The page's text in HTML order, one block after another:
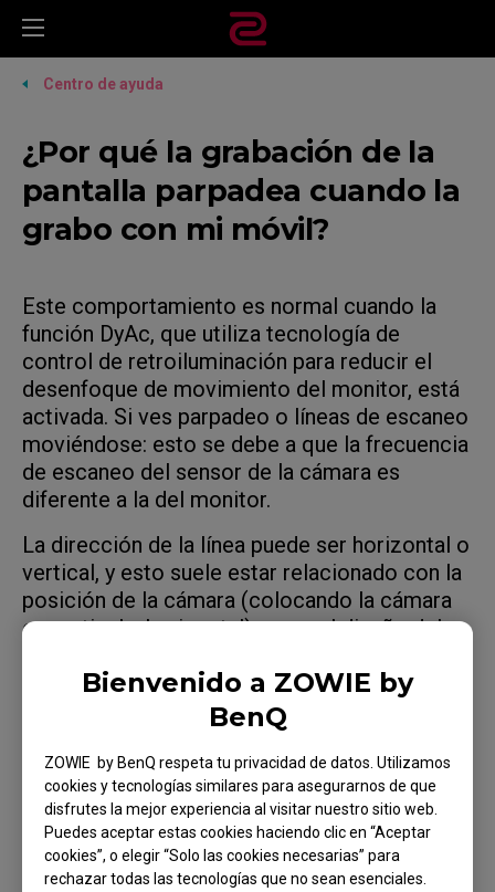
Bienvenido a ZOWIE by
BenQ
ZOWIE by BenQ respeta tu privacidad de datos. Utilizamos
cookies y tecnologías similares para asegurarnos de que
disfrutes la mejor experiencia al visitar nuestro sitio web.
Puedes aceptar estas cookies haciendo clic en “Aceptar
cookies”, o elegir “Solo las cookies necesarias” para
rechazar todas las tecnologías que no sean esenciales.
Centro de ayuda
¿Por qué la grabación de la
pantalla parpadea cuando la
grabo con mi móvil?
Este comportamiento es normal cuando la
función DyAc, que utiliza tecnología de
control de retroiluminación para reducir el
desenfoque de movimiento del monitor, está
activada. Si ves parpadeo o líneas de escaneo
moviéndose: esto se debe a que la frecuencia
de escaneo del sensor de la cámara es
diferente a la del monitor.
La dirección de la línea puede ser horizontal o
vertical, y esto suele estar relacionado con la
posición de la cámara (colocando la cámara
en vertical u horizontal) o con el diseño del
Modelos aplicables
XL2411K (24"), XL2546X+ (24.1"), XL2566X+
(24.1"), XL2586X+ (24.1")